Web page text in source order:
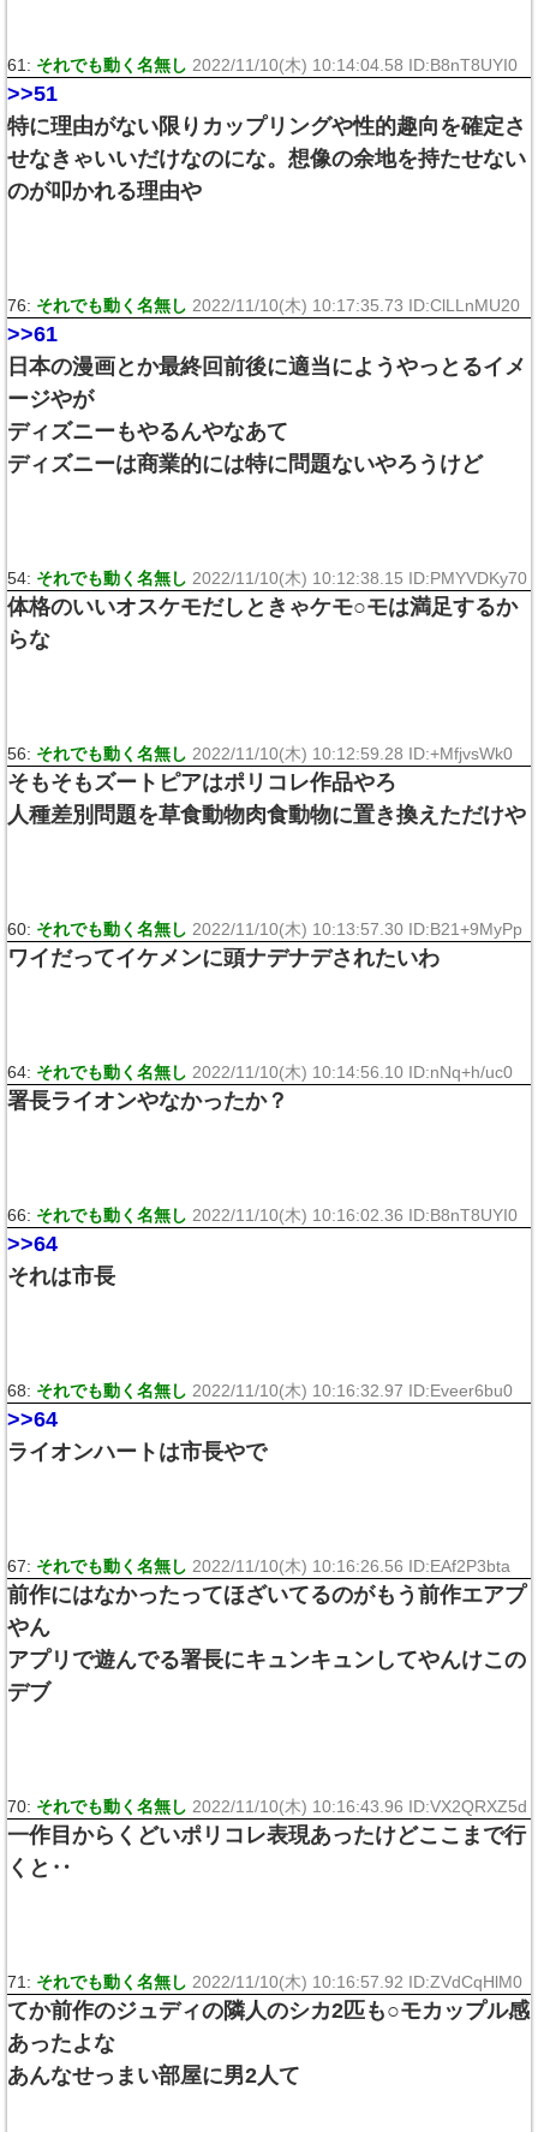
61: それでも動く名無し 2022/11/10(木) 10:14:04.58 ID:B8nT8UYI0
>>51
特に理由がない限りカップリングや性的趣向を確定さ
せなきゃいいだけなのにな。想像の余地を持たせない
のが叩かれる理由や
76: それでも動く名無し 2022/11/10(木) 10:17:35.73 ID:ClLLnMU20
>>61
日本の漫画とか最終回前後に適当にようやっとるイメ
ージやが
ディズニーもやるんやなあて
ディズニーは商業的には特に問題ないやろうけど
54: それでも動く名無し 2022/11/10(木) 10:12:38.15 ID:PMYVDKy70
体格のいいオスケモだしときゃケモ○モは満足するか
らな
56: それでも動く名無し 2022/11/10(木) 10:12:59.28 ID:+MfjvsWk0
そもそもズートピアはポリコレ作品やろ
人種差別問題を草食動物肉食動物に置き換えただけや
60: それでも動く名無し 2022/11/10(木) 10:13:57.30 ID:B21+9MyPp
ワイだってイケメンに頭ナデナデされたいわ
64: それでも動く名無し 2022/11/10(木) 10:14:56.10 ID:nNq+h/uc0
署長ライオンやなかったか？
66: それでも動く名無し 2022/11/10(木) 10:16:02.36 ID:B8nT8UYI0
>>64
それは市長
68: それでも動く名無し 2022/11/10(木) 10:16:32.97 ID:Eveer6bu0
>>64
ライオンハートは市長やで
67: それでも動く名無し 2022/11/10(木) 10:16:26.56 ID:EAf2P3bta
前作にはなかったってほざいてるのがもう前作エアプ
やん
アプリで遊んでる署長にキュンキュンしてやんけこの
デブ
70: それでも動く名無し 2022/11/10(木) 10:16:43.96 ID:VX2QRXZ5d
一作目からくどいポリコレ表現あったけどここまで行
くと‥
71: それでも動く名無し 2022/11/10(木) 10:16:57.92 ID:ZVdCqHlM0
てか前作のジュディの隣人のシカ2匹も○モカップル感
あったよな
あんなせっまい部屋に男2人て